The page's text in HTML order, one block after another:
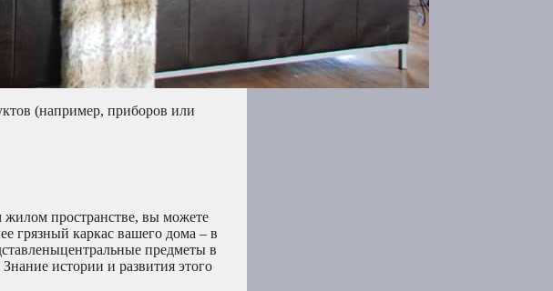
(например, приборов или
жилом пространстве, вы можете
грязный каркас вашего дома – в
предметы в
истории и развития этого